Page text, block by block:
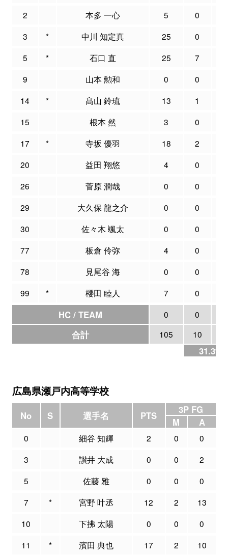
2
本多 一心 5 0
3
* 中川 知定真 25 0
5
* 石口 直 25 7
9
山本 勲和 0 0
14
* 髙山 鈴琉 13 1
15
根本 然 3 0
17
* 寺坂 優羽 18 2
20
益田 翔悠 4 0
26
菅原 潤哉 0 0
29
大久保 龍之介 0 0
30
佐々木 颯太 0 0
77
板倉 伶弥 4 0
78
見尾谷 海 0 0
99
* 櫻田 睦人 7 0
HC / TEAM 0 0
合計 105 10
31.3%
広島県瀬戸内高等学校
No S 選手名 PTS
3P FG
M
A
0 細谷 知輝 2 0
0
3
讃井 大成 0 0
2
5
佐藤 雅 0 0
0
7
* 宮野 叶丞 12 2
13
10
下拂 太陽 0 0
0
11
* 濱田 典也 17 2 10